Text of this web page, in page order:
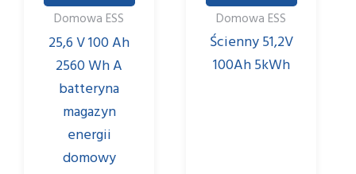
Domowa ESS
25,6 V 100 Ah
2560 Wh A
batteryna
magazyn
energii
domowy
Domowa ESS
Ścienny 51,2V
100Ah 5kWh